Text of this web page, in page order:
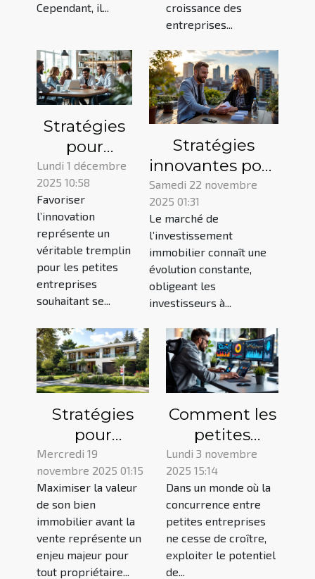
Cependant, il...
croissance des
entreprises...
Stratégies
pour
dynamiser
l'innovation
dans les
petites
entreprises
Lundi 1 décembre
2025 10:58
Favoriser
l’innovation
représente un
véritable tremplin
pour les petites
entreprises
souhaitant se...
Stratégies
innovantes pour
diversifier vos
investissements
immobiliers
Samedi 22 novembre
2025 01:31
Le marché de
l’investissement
immobilier connaît une
évolution constante,
obligeant les
investisseurs à...
Stratégies
pour
maximiser la
valeur de
votre bien
immobilier
avant la vente
Mercredi 19
novembre 2025 01:15
Maximiser la valeur
de son bien
immobilier avant la
vente représente un
enjeu majeur pour
tout propriétaire...
Comment les
petites
entreprises
peuvent
utiliser les
modèles
d'analyse de
données pour
Lundi 3 novembre
2025 15:14
Dans un monde où la
concurrence entre
petites entreprises
ne cesse de croître,
exploiter le potentiel
de...